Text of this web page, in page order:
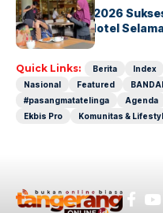
GM For A Day 2026
Operasional Hotel
Quick Links: Berita Index
Nasional
Featured
#pasangmatatelinga
Agenda
Ekbis Pro
Komunitas &